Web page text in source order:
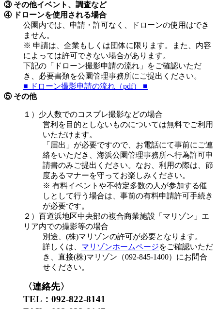
③ その他イベント、調査など
④ ドローンを使用される場合
公園内では、申請・許可なく、ドローンの使用はでき
ません。
※ 申請は、企業もしくは団体に限ります。また、内容
によっては許可できない場合があります。
下記の「ドローン撮影申請の流れ」をご確認いただ
き、必要書類を公園管理事務所にご提出ください。
■ ドローン撮影申請の流れ（pdf） ■
⑤ その他
１）少人数でのコスプレ撮影などの場合
営利を目的としないものについては無料でご利用
いただけます。
「届出」が必要ですので、お電話にて事前にご連
絡をいただき、海浜公園管理事務所へ行為許可申
請書のみご提出ください。なお、利用の際は、節
度あるマナーを守ってお楽しみください。
※ 有料イベントや不特定多数の人が参加する催
しとして行う場合は、事前の有料申請許可手続き
が必要です。
２）百道浜地区中央部の複合商業施設「マリゾン」エ
リア内での撮影等の場合
別途、(株)マリゾンの許可が必要となります。
詳しくは、 マリゾンホームページをご確認いただ
き、直接(株)マリゾン（092-845-1400）にお問合
せください。
〈連絡先〉
TEL：092-822-8141